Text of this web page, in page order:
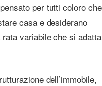
per tutti coloro che
casa e desiderano
variabile che si adatta
dell’immobile,